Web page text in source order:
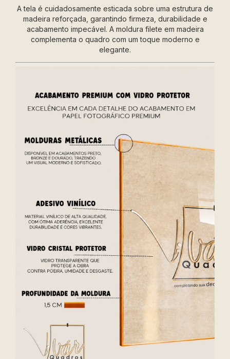
A tela é cuidadosamente esticada sobre uma estrutura de
madeira reforçada, garantindo firmeza, durabilidade e
acabamento impecável. A moldura filete em madeira
complementa o quadro com um toque moderno e
elegante.